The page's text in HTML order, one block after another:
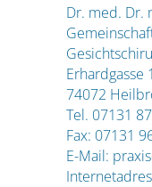
Dr. med. Dr.
Erhardgasse 1
74072
Tel. 07131
Fax: 07131
E-Mail: